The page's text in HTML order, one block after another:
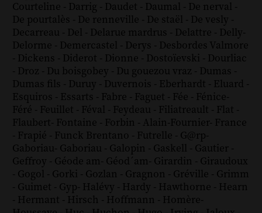
Courteline - Darrig - Daudet - Daumal - De nerval -
De pourtalès - De renneville - De staël - De vesly -
Decarreau - Del - Delarue mardrus - Delattre - Delly-
Delorme - Demercastel - Derys - Desbordes Valmore
- Dickens - Diderot - Dionne - Dostoïevski - Dourliac
- Droz - Du boisgobey - Du gouezou vraz - Dumas -
Dumas fils - Duruy - Duvernois - Eberhardt - Eluard -
Esquiros - Essarts - Fabre - Faguet - Fée - Fénice-
Féré - Feuillet - Féval - Feydeau - Filiatreault - Flat -
Flaubert- Fontaine - Forbin - Alain-Fournier- France
- Frapié - Funck Brentano - Futrelle - G@rp-
Gaboriau- Gaboriau - Galopin - Gaskell - Gautier -
Geffroy - Géode am- Géod´am- Girardin - Giraudoux
- Gogol - Gorki - Gozlan - Gragnon - Gréville - Grimm
- Guimet - Gyp- Halévy - Hardy - Hawthorne - Hearn
- Hermant - Hirsch - Hoffmann - Homère-